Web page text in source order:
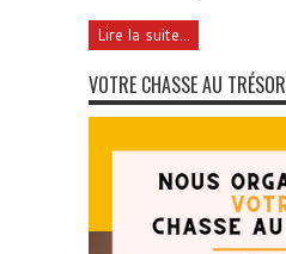
Lire la suite...
VOTRE CHASSE AU TRÉSOR